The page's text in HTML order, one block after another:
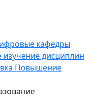
кафедры
изучение дисциплин
Повышение